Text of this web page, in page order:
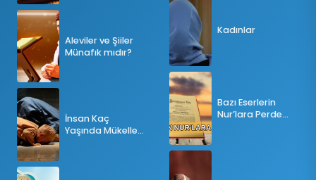
Aleviler ve Şiiler
Münafık mıdır?
İnsan Kaç
Yaşında Mükellef
Kadınlar
Bazı Eserlerin
Nur’lara Perde